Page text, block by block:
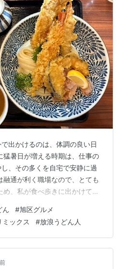
出かけるのは、体調の良い日
猛暑日が増える時期は、仕事の
、その多くを自宅で安静に過
融通が利く職場なので、とても
、私が食べ歩きに出かけてい
蔵十』さんを訪ねたこの日の
！」と感じたので、出かける
も暑い一日で、本当は『うどん
ュー「冷かけ」をいただきた
」が提供されるのは基本的に
ん #旭区グルメ
ミックス #放浪うどん人